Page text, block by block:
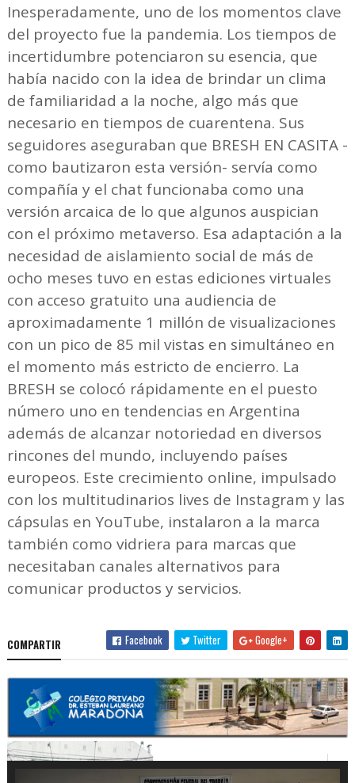
Inesperadamente, uno de los momentos clave
del proyecto fue la pandemia. Los tiempos de
incertidumbre potenciaron su esencia, que
había nacido con la idea de brindar un clima
de familiaridad a la noche, algo más que
necesario en tiempos de cuarentena. Sus
seguidores aseguraban que BRESH EN CASITA -
como bautizaron esta versión- servía como
compañía y el chat funcionaba como una
versión arcaica de lo que algunos auspician
con el próximo metaverso. Esa adaptación a la
necesidad de aislamiento social de más de
ocho meses tuvo en estas ediciones virtuales
con acceso gratuito una audiencia de
aproximadamente 1 millón de visualizaciones
con un pico de 85 mil vistas en simultáneo en
el momento más estricto de encierro. La
BRESH se colocó rápidamente en el puesto
número uno en tendencias en Argentina
además de alcanzar notoriedad en diversos
rincones del mundo, incluyendo países
europeos. Este crecimiento online, impulsado
con los multitudinarios lives de Instagram y las
cápsulas en YouTube, instalaron a la marca
también como vidriera para marcas que
necesitaban canales alternativos para
comunicar productos y servicios.
COMPARTIR Facebook Twitter Google+